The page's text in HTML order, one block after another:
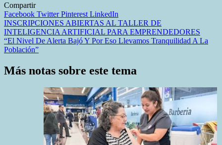
Compartir
Facebook TwitterPinterest LinkedIn
Navegación
de
entradas
INSCRIPCIONES ABIERTAS AL TALLER DE
INTELIGENCIA ARTIFICIAL PARA EMPRENDEDORES
“El Nivel De Alerta Bajó Y Por Eso Llevamos Tranquilidad A La
Población”
Más notas sobre este tema